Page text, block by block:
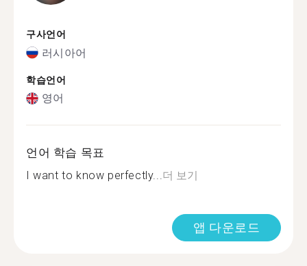
구사언어
러시아어
학습언어
영어
언어 학습 목표
I want to know perfectly...더 보기
앱 다운로드